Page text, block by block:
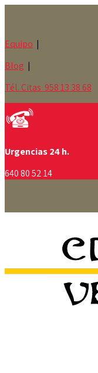
Equipo |
Blog |
Tél. Citas 958 13 38 68
Urgencias 24 h.
640 80 52 14